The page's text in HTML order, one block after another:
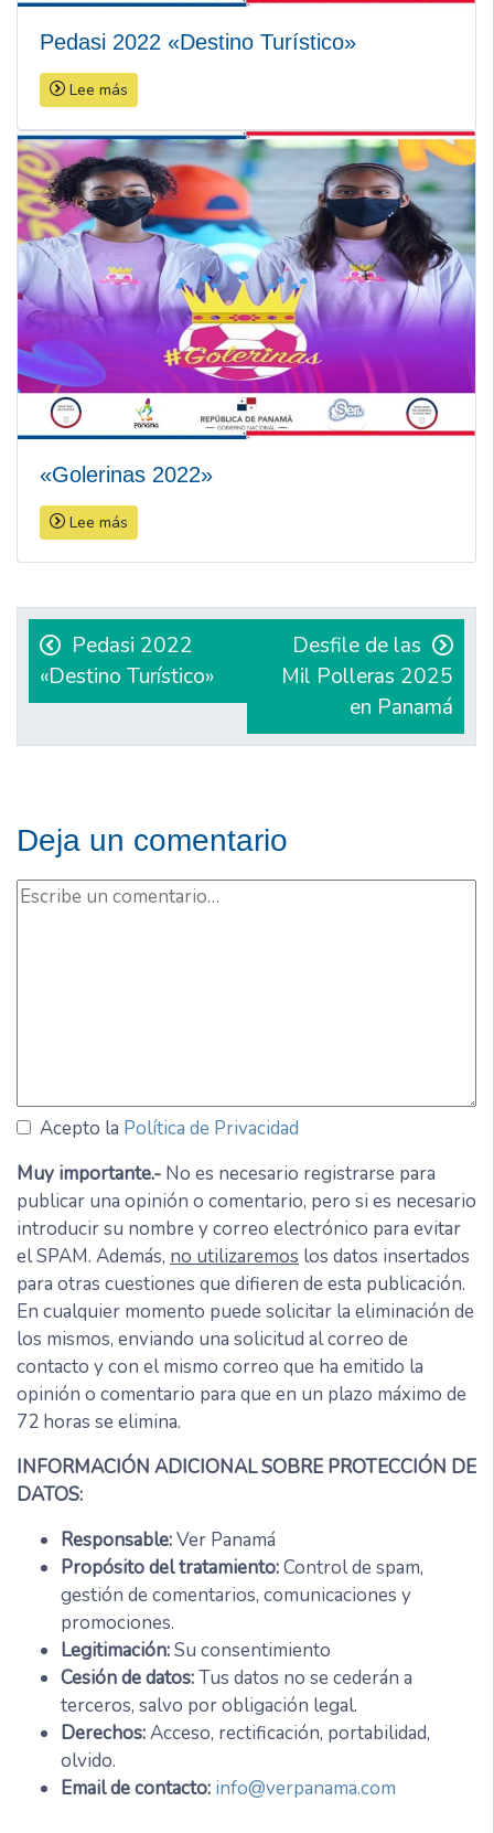
Pedasi 2022 «Destino Turístico»
Lee más
«Golerinas 2022»
Lee más
Navegación
de
entradas
Pedasi 2022
«Destino Turístico»
Desfile de las
Mil Polleras 2025
en Panamá
Deja un comentario
Acepto la Política de Privacidad
Muy importante.- No es necesario registrarse para
publicar una opinión o comentario, pero si es necesario
introducir su nombre y correo electrónico para evitar
el SPAM. Además, no utilizaremos los datos insertados
para otras cuestiones que difieren de esta publicación.
En cualquier momento puede solicitar la eliminación de
los mismos, enviando una solicitud al correo de
contacto y con el mismo correo que ha emitido la
opinión o comentario para que en un plazo máximo de
72 horas se elimina.
INFORMACIÓN ADICIONAL SOBRE PROTECCIÓN DE
DATOS:
Responsable:Ver Panamá
Propósito del tratamiento:Control de spam,
gestión de comentarios, comunicaciones y
promociones.
Legitimación:Su consentimiento
Cesión de datos:Tus datos no se cederán a
terceros, salvo por obligación legal.
Derechos:Acceso, rectificación, portabilidad,
olvido.
Email de contacto: info@verpanama.com